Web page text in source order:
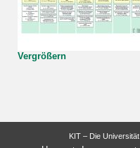
Vergrößern
KIT – Die